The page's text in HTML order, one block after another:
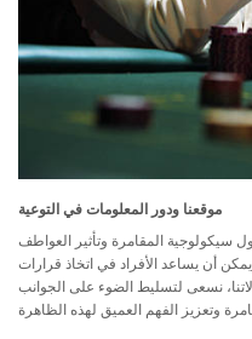
موقعنا ودور المعلومات في التوعية
سيكولوجية المقامرة وتأثير العواطف
أن يساعد الأفراد في اتخاذ قرارات
نسعى لتسليط الضوء على الجوانب